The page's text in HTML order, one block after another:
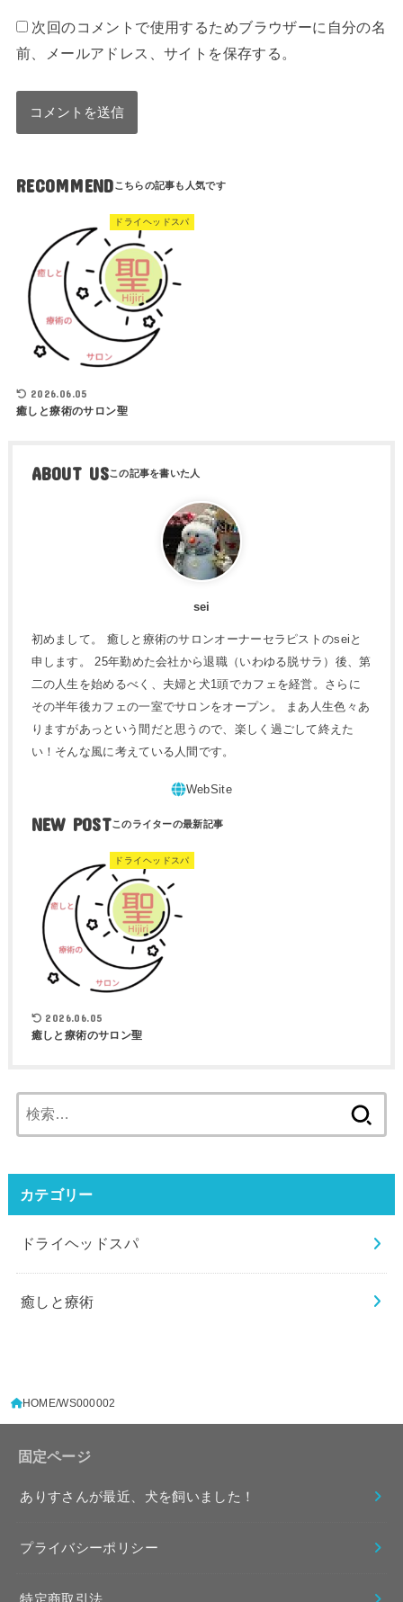
次回のコメントで使用するためブラウザーに自分の名
前、メールアドレス、サイトを保存する。
RECOMMEND
ドライヘッドスパ
2026.06.05
癒しと療術のサロン聖
ABOUT US
sei
初めまして。 癒しと療術のサロンオーナーセラピストのseiと
申します。 25年勤めた会社から退職（いわゆる脱サラ）後、第
二の人生を始めるべく、夫婦と犬1頭でカフェを経営。さらに
その半年後カフェの一室でサロンをオープン。 まあ人生色々あ
りますがあっという間だと思うので、楽しく過ごして終えた
い！そんな風に考えている人間です。
NEW POST
ドライヘッドスパ
2026.06.05
癒しと療術のサロン聖
索:
カテゴリー
ドライヘッドスパ
癒しと療術
HOME WS000002
固定ページ
ありすさんが最近、犬を飼いました！
プライバシーポリシー